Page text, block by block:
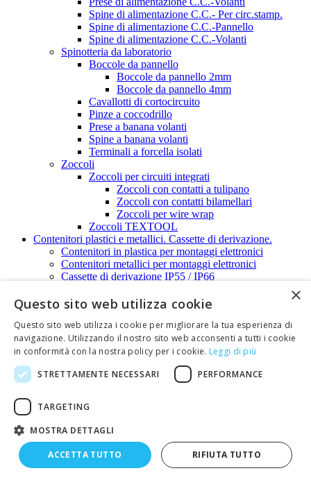
Spine di alimentazione C.C.- Per circ.stamp.
Spine di alimentazione C.C.-Pannello
Spine di alimentazione C.C.-Volanti
Spinotteria da laboratorio
Boccole da pannello
Boccole da pannello 2mm
Boccole da pannello 4mm
Cavallotti di cortocircuito
Pinze a coccodrillo
Prese a banana volanti
Spine a banana volanti
Terminali a forcella isolati
Zoccoli
Zoccoli per circuiti integrati
Zoccoli con contatti a tulipano
Zoccoli con contatti bilamellari
Zoccoli per wire wrap
Zoccoli TEXTOOL
Contenitori plastici e metallici. Cassette di derivazione.
Contenitori in plastica per montaggi elettronici
Contenitori metallici per montaggi elettronici
Cassette di derivazione IP55 / IP66
Accessori audio
Altoparlanti da incasso
Altoparlanti in box
Altoparlanti miniatura
Altoparlanti miniatura 22 ohm/ 32 ohm
Altoparlanti miniatura 4 ohm/8 ohm
Amplificatori
Capsule microfoniche
Cuffie
×
Questo sito web utilizza cookie
Questo sito web utilizza i cookie per migliorare la tua esperienza di
navigazione. Utilizzando il nostro sito web acconsenti a tutti i cookie
in conformità con la nostra policy per i cookie. Leggi di più
STRETTAMENTE NECESSARI
PERFORMANCE
TARGETING
MOSTRA DETTAGLI
ACCETTA TUTTO RIFIUTA TUTTO